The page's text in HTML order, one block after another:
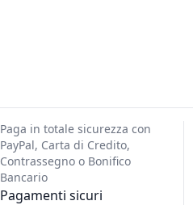
Pagamenti sicuri
Paga in totale sicurezza con
PayPal, Carta di Credito,
Contrassegno o Bonifico
Bancario